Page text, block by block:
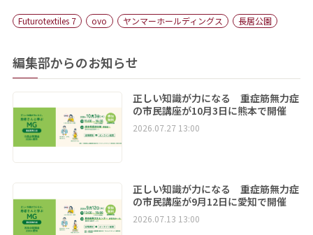
Futurotextiles 7 ovo ヤンマーホールディングス 長居公園
編集部からのお知らせ
正しい知識が力になる 重症筋無力症
の市民講座が10月3日に熊本で開催
2026.07.27 13:00
正しい知識が力になる 重症筋無力症
の市民講座が9月12日に愛知で開催
2026.07.13 13:00